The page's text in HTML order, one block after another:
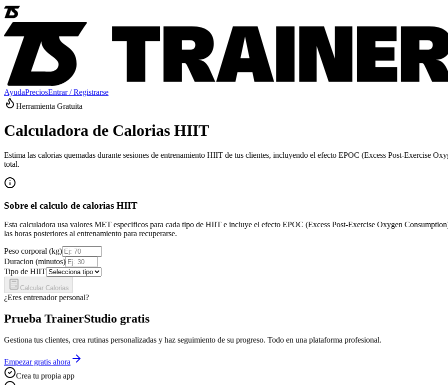
AyudaPreciosEntrar / Registrarse
Herramienta Gratuita
Calculadora de Calorias HIIT
Estima las calorias quemadas durante sesiones de entrenamiento HIIT de tus clientes, incluyendo el efecto EPOC (Excess Post-Exercise
total.
Sobre el calculo de calorias HIIT
Esta calculadora usa valores MET especificos para cada tipo de HIIT e incluye el efecto EPOC (Excess Post-Exercise Oxygen
las horas posteriores al entrenamiento para recuperarse.
Peso corporal (kg)
Duracion (minutos)
Tipo de HIIT
Calcular Calorias
¿Eres entrenador personal?
Prueba TrainerStudio gratis
Gestiona tus clientes, crea rutinas personalizadas y haz seguimiento de su progreso. Todo en una plataforma profesional.
Empezar gratis ahora
Crea tu propia app